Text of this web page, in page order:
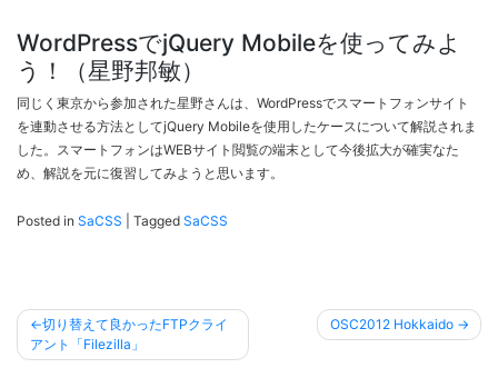
WordPressでjQuery Mobileを使ってみよ
う！（星野邦敏）
同じく東京から参加された星野さんは、WordPressでスマートフォンサイト
を連動させる方法としてjQuery Mobileを使用したケースについて解説されま
した。スマートフォンはWEBサイト閲覧の端末として今後拡大が確実なた
め、解説を元に復習してみようと思います。
Posted in SaCSS Tagged SaCSS
投
稿
切り替えて良かったFTPクライ
アント「Filezilla」
OSC2012 Hokkaido